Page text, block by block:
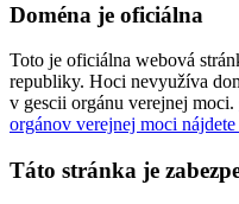
Doména je oficiálna
Toto je oficiálna webová
republiky. Hoci nevyužíva
v gescii orgánu verejnej moci.
orgánov verejnej moci
Táto stránka je